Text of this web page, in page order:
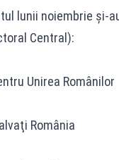
lunii noiembrie şi-
Central):
Unirea Românilor
România